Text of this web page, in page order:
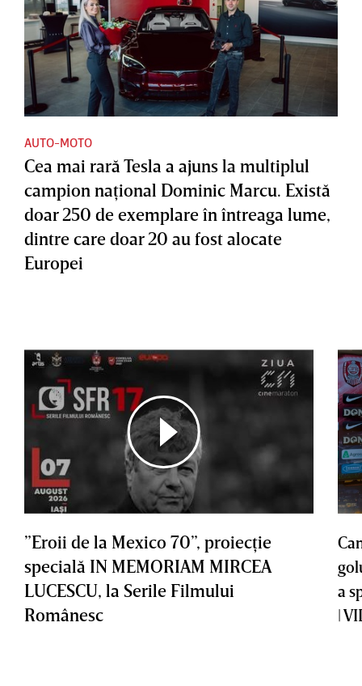
AUTO-MOTO
Cea mai rară Tesla a ajuns la multiplul
campion naţional Dominic Marcu. Există
doar 250 de exemplare în întreaga lume,
dintre care doar 20 au fost alocate
Europei
”Eroii de la Mexico 70”, proiecţie
specială IN MEMORIAM MIRCEA
LUCESCU, la Serile Filmului
Românesc
a
|